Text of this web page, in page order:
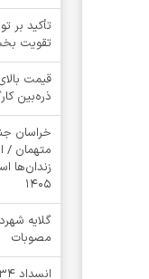
تأکید بر
تقویت
قیمت
ذره‌بین
خراسان
زندان‌ها
1405
گلایه
مصوبات